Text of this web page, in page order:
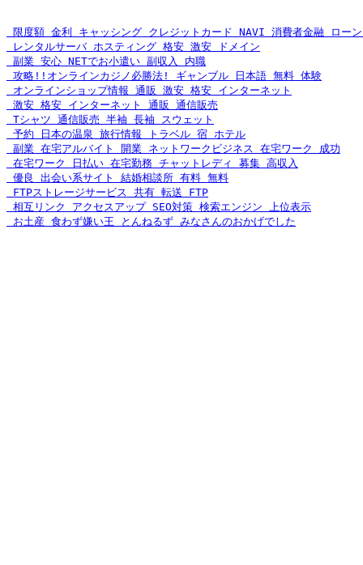
限度額 金利 キャッシング クレジットカード NAVI 消費者金融 ロー
レンタルサーバ ホスティング 格安 激安 ドメイン
副業 安心 NETでお小遣い 副収入 内職
攻略!!オンラインカジノ必勝法! ギャンブル 日本語 無料 体験
オンラインショップ情報 通販 激安 格安 インターネット
激安 格安 インターネット 通販 通信販売
Tシャツ 通信販売 半袖 長袖 スウェット
予約 日本の温泉 旅行情報 トラベル 宿 ホテル
副業 在宅アルバイト 開業 ネットワークビジネス 在宅ワーク 成功
在宅ワーク 日払い 在宅勤務 チャットレディ 募集 高収入
優良 出会い系サイト 結婚相談所 有料 無料
FTPストレージサービス 共有 転送 FTP
相互リンク アクセスアップ SEO対策 検索エンジン 上位表示
お土産 食わず嫌い王 とんねるず みなさんのおかげでした